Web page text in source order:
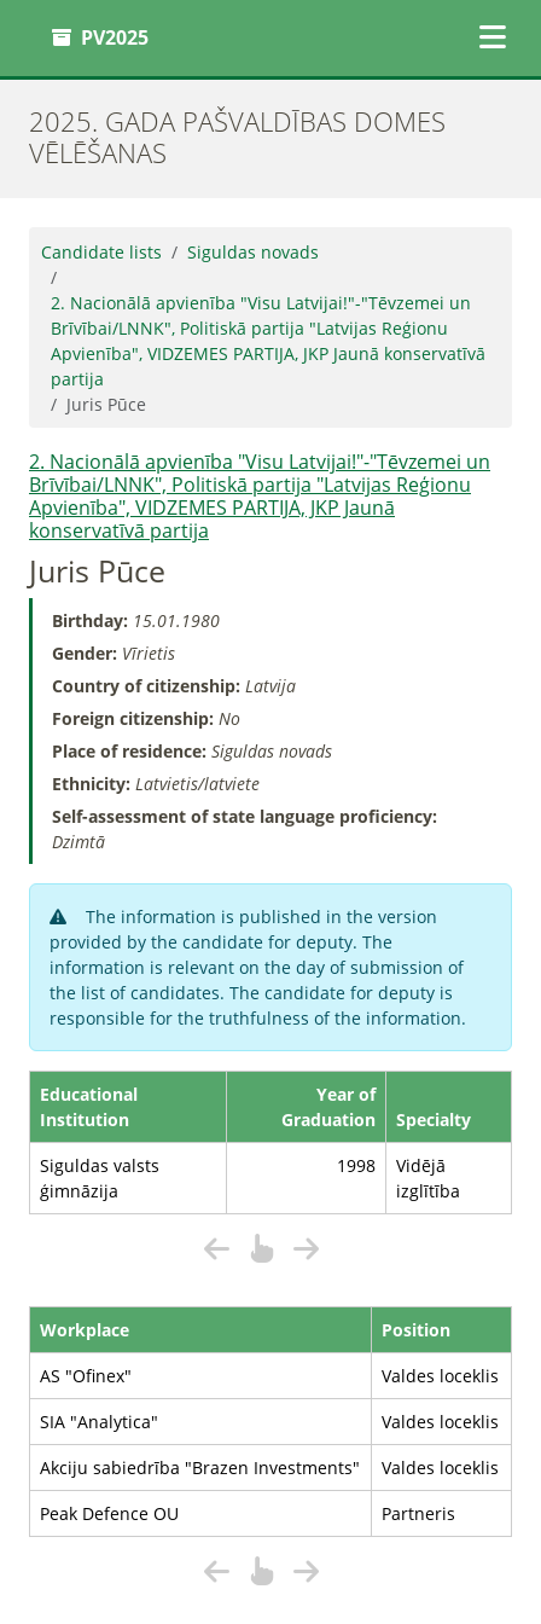
PV2025
2025. GADA PAŠVALDĪBAS DOMES
VĒLĒŠANAS
Candidate lists Siguldas novads
2. Nacionālā apvienība "Visu Latvijai!"-"Tēvzemei un
Brīvībai/LNNK", Politiskā partija "Latvijas Reģionu
Apvienība", VIDZEMES PARTIJA, JKP Jaunā konservatīvā
partija
Juris Pūce
2. Nacionālā apvienība "Visu Latvijai!"-"Tēvzemei un
Brīvībai/LNNK", Politiskā partija "Latvijas Reģionu
Apvienība", VIDZEMES PARTIJA, JKP Jaunā
konservatīvā partija
Juris Pūce
Birthday: 15.01.1980
Gender: Vīrietis
Country of citizenship: Latvija
Foreign citizenship: No
Place of residence: Siguldas novads
Ethnicity: Latvietis/latviete
Self-assessment of state language proficiency:
Dzimtā
The information is published in the version
provided by the candidate for deputy. The
information is relevant on the day of submission of
the list of candidates. The candidate for deputy is
responsible for the truthfulness of the information.
Educational
Institution
Year of
Graduation
Specialty
Siguldas valsts
ģimnāzija
1998
Vidējā
izglītība
Workplace
Position
AS "Ofinex"
Valdes loceklis
SIA "Analytica"
Valdes loceklis
Akciju sabiedrība "Brazen Investments"
Valdes loceklis
Peak Defence OU
Partneris